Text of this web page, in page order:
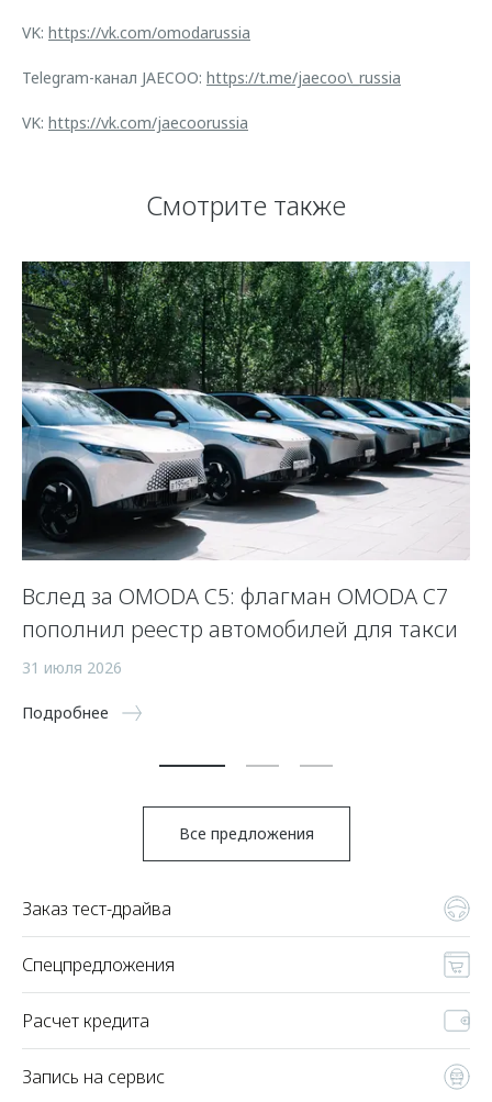
VK: https://vk.com/omodarussia
Telegram-канал JAECOO: https://t.me/jaecoo\_russia
VK: https://vk.com/jaecoorussia
Смотрите также
Вслед за OMODA C5: флагман OMODA C7
пополнил реестр автомобилей для такси
31 июля 2026
Подробнее
Все предложения
Заказ тест-драйва
Спецпредложения
Расчет кредита
Запись на сервис